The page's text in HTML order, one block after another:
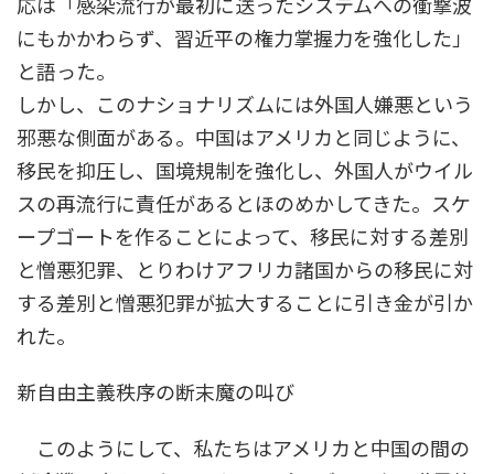
応は「感染流行が最初に送ったシステムへの衝撃波
にもかかわらず、習近平の権力掌握力を強化した」
と語った。
しかし、このナショナリズムには外国人嫌悪という
邪悪な側面がある。中国はアメリカと同じように、
移民を抑圧し、国境規制を強化し、外国人がウイル
スの再流行に責任があるとほのめかしてきた。スケ
ープゴートを作ることによって、移民に対する差別
と憎悪犯罪、とりわけアフリカ諸国からの移民に対
する差別と憎悪犯罪が拡大することに引き金が引か
れた。
新自由主義秩序の断末魔の叫び
このようにして、私たちはアメリカと中国の間の